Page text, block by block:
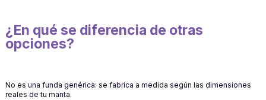
¿En qué se diferencia de otras
opciones?
No es una funda genérica: se fabrica a medida según las dimensiones
reales de tu manta.